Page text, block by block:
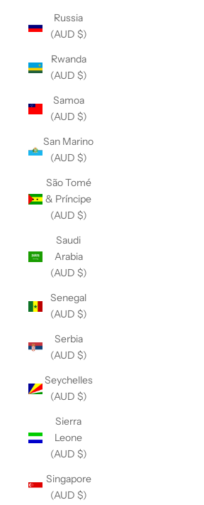
Russia
(AUD $)
Rwanda
(AUD $)
Samoa
(AUD $)
San Marino
(AUD $)
São Tomé
& Príncipe
(AUD $)
Saudi
Arabia
(AUD $)
Senegal
(AUD $)
Serbia
(AUD $)
Seychelles
(AUD $)
Sierra
Leone
(AUD $)
Singapore
(AUD $)